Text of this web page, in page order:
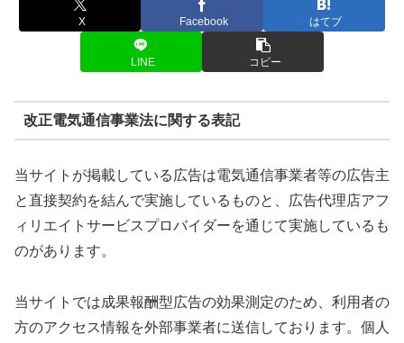
X Facebook はてブ
LINE コピー
改正電気通信事業法に関する表記
当サイトが掲載している広告は電気通信事業者等の広告主
と直接契約を結んで実施しているものと、広告代理店アフ
ィリエイトサービスプロバイダーを通じて実施しているも
のがあります。
当サイトでは成果報酬型広告の効果測定のため、利用者の
方のアクセス情報を外部事業者に送信しております。個人